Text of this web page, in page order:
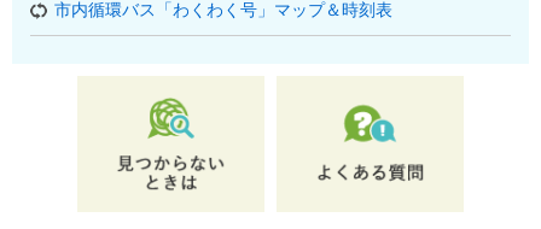
市内循環バス「わくわく号」マップ＆時刻表